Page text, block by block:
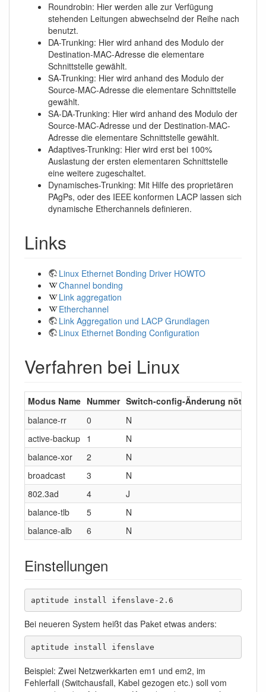
Roundrobin: Hier werden alle zur Verfügung
stehenden Leitungen abwechselnd der Reihe nach
benutzt.
DA-Trunking: Hier wird anhand des Modulo der
Destination-MAC-Adresse die elementare
Schnittstelle gewählt.
SA-Trunking: Hier wird anhand des Modulo der
Source-MAC-Adresse die elementare Schnittstelle
gewählt.
SA-DA-Trunking: Hier wird anhand des Modulo der
Source-MAC-Adresse und der Destination-MAC-
Adresse die elementare Schnittstelle gewählt.
Adaptives-Trunking: Hier wird erst bei 100%
Auslastung der ersten elementaren Schnittstelle
eine weitere zugeschaltet.
Dynamisches-Trunking: Mit Hilfe des proprietären
PAgPs, oder des IEEE konformen LACP lassen sich
dynamische Etherchannels definieren.
Links
Linux Ethernet Bonding Driver HOWTO
Channel bonding
Link aggregation
Etherchannel
Link Aggregation und LACP Grundlagen
Linux Ethernet Bonding Configuration
Verfahren bei Linux
Modus Name Nummer Switch-config-Änderung nötig?
balance-rr
0 N
active-backup 1 N
balance-xor
2 N
broadcast
3 N
802.3ad
4 J
balance-tlb
5 N
balance-alb
6 N
Einstellungen
aptitude install ifenslave-2.6
Bei neueren System heißt das Paket etwas anders:
aptitude install ifenslave
Beispiel: Zwei Netzwerkkarten em1 und em2, im
Fehlerfall (Switchausfall, Kabel gezogen etc.) soll vom